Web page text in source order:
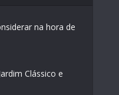
na hora de
Clássico e